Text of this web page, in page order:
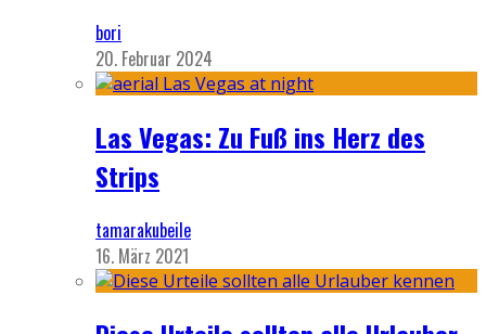
bori
20. Februar 2024
Las Vegas: Zu Fuß ins Herz des
Strips
tamarakubeile
16. März 2021